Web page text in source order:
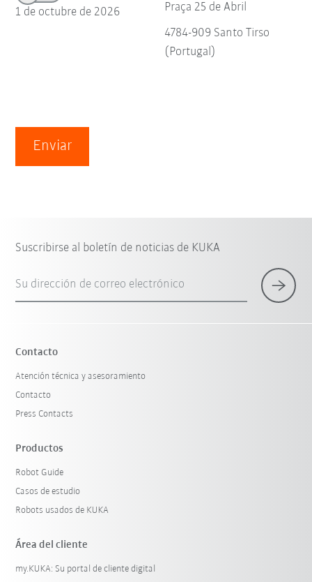
1 de octubre de 2026
Praça 25 de Abril
4784-909 Santo Tirso
(Portugal)
Enviar
Suscribirse al boletín de noticias de KUKA
Su dirección de correo electrónico
Contacto
Atención técnica y asesoramiento
Contacto
Press Contacts
Productos
Robot Guide
Casos de estudio
Robots usados de KUKA
Área del cliente
my.KUKA: Su portal de cliente digital